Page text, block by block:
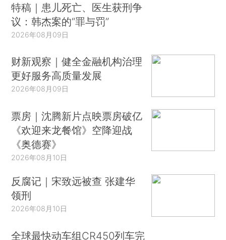
特稿｜患儿死亡、医生获刑争
议：韩杰案的“罪与罚”
2026年08月09日
财新观察｜健全金融机构治理
更好服务高质量发展
2026年08月09日
票房｜沈腾新片点映票房破亿
《欢迎来龙餐馆》空降迎战
《奥德赛》
2026年08月10日
反腐记｜宋致远被查 张建华
领刑
2026年08月10日
全球最快动车组CR450列车完